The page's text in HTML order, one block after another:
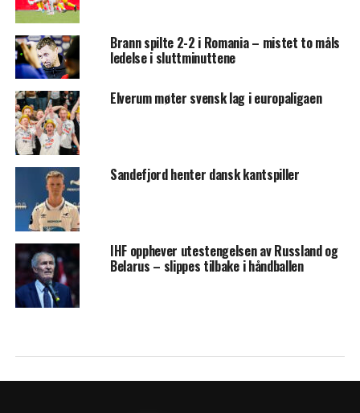
Brann spilte 2-2 i Romania – mistet to måls
ledelse i sluttminuttene
Elverum møter svensk lag i europaligaen
Sandefjord henter dansk kantspiller
IHF opphever utestengelsen av Russland og
Belarus – slippes tilbake i håndballen